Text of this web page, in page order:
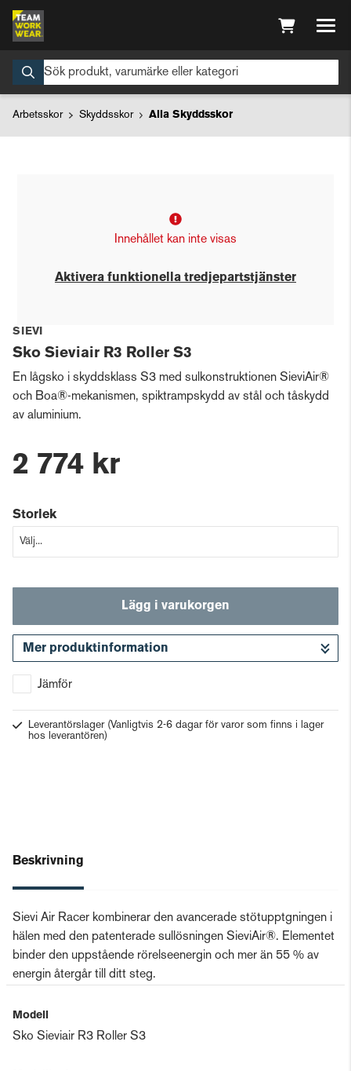
Arbetsskor Skyddsskor Alla Skyddsskor
Innehållet kan inte visas
Aktivera funktionella tredjepartstjänster
SIEVI
Sko Sieviair R3 Roller S3
En lågsko i skyddsklass S3 med sulkonstruktionen SieviAir®
och Boa®-mekanismen, spiktrampskydd av stål och tåskydd
av aluminium.
2 774 kr
Storlek
Lägg i varukorgen
Mer produktinformation
Jämför
Leverantörslager (Vanligtvis 2-6 dagar för varor som finns i lager
hos leverantören)
Beskrivning
Sievi Air Racer kombinerar den avancerade stötupptgningen i
hälen med den patenterade sullösningen SieviAir®. Elementet
binder den uppstående rörelseenergin och mer än 55 % av
energin återgår till ditt steg.
Modell
Sko Sieviair R3 Roller S3